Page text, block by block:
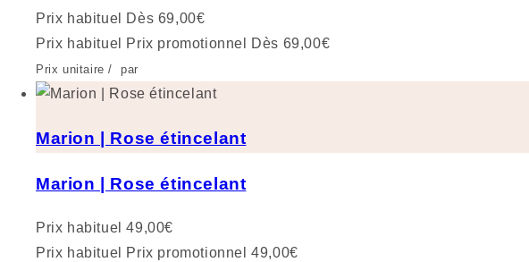
Prix habituel
Dès 69,00€
Prix habituel
Prix promotionnel Dès 69,00€
Prix unitaire / par
Marion | Rose étincelant
Marion | Rose étincelant
Prix habituel 49,00€
Prix habituel
Prix promotionnel 49,00€